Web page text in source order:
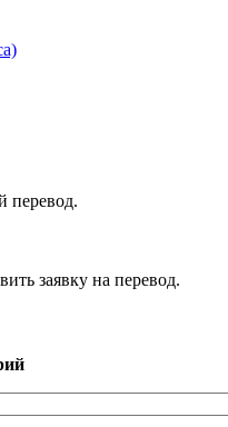
перевод.
заявку на перевод.